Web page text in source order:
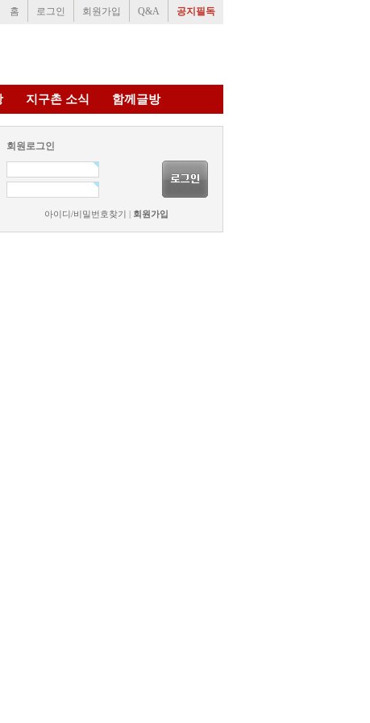
홈 로그인 회원가입 Q&A 공지필독
지구촌 소식 함께글방
회원로그인
아이디/비밀번호찾기 회원가입